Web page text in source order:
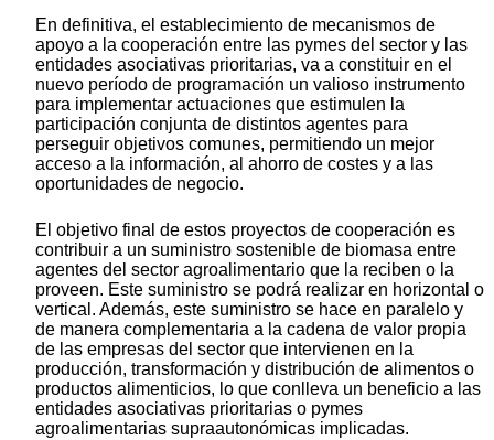
En definitiva, el establecimiento de mecanismos de
apoyo a la cooperación entre las pymes del sector y las
entidades asociativas prioritarias, va a constituir en el
nuevo período de programación un valioso instrumento
para implementar actuaciones que estimulen la
participación conjunta de distintos agentes para
perseguir objetivos comunes, permitiendo un mejor
acceso a la información, al ahorro de costes y a las
oportunidades de negocio.
El objetivo final de estos proyectos de cooperación es
contribuir a un suministro sostenible de biomasa entre
agentes del sector agroalimentario que la reciben o la
proveen. Este suministro se podrá realizar en horizontal o
vertical. Además, este suministro se hace en paralelo y
de manera complementaria a la cadena de valor propia
de las empresas del sector que intervienen en la
producción, transformación y distribución de alimentos o
productos alimenticios, lo que conlleva un beneficio a las
entidades asociativas prioritarias o pymes
agroalimentarias supraautonómicas implicadas.